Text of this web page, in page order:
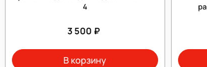
4
3 500 ₽
В корзину